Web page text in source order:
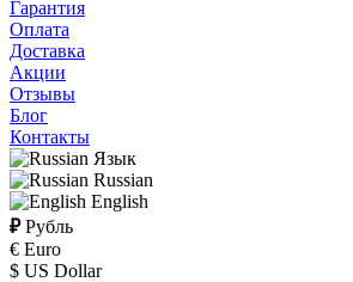
Гарантия
Оплата
Доставка
Акции
Отзывы
Блог
Контакты
Язык
Russian
English
₽Рубль
€ Euro
$ US Dollar